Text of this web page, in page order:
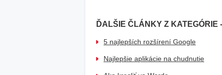
ĎALŠIE ČLÁNKY Z KATEGÓRIE -
5 najlepších rozšírení Google
Najlepšie aplikácie na chudnutie